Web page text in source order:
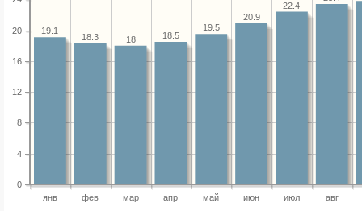
янв фев мар апр май июн июл авг
0
4
8
12
16
20
22.4
20.9
19.5
18.5
18
18.3
19.1